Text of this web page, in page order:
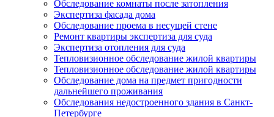
Обследование комнаты после затопления
Экспертиза фасада дома
Обследование проема в несущей стене
Ремонт квартиры экспертиза для суда
Экспертиза отопления для суда
Тепловизионное обследование жилой квартиры
Тепловизионное обследование жилой квартиры
Обследование дома на предмет пригодности
дальнейшего проживания
Обследования недостроенного здания в Санкт-
Петербурге